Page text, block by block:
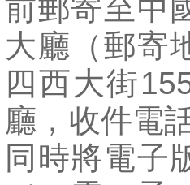
前郵寄至中
大廳（郵寄
四西大街
廳，收件電
同時將電子